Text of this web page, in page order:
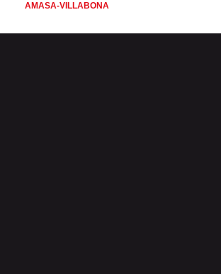
AMASA-VILLABONA